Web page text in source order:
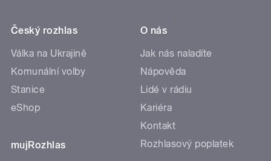
Český rozhlas
Válka na Ukrajině
Komunální volby
Stanice
eShop
mujRozhlas
O nás
Jak nás naladíte
Nápověda
Lidé v rádiu
Kariéra
Kontakt
Rozhlasový poplatek